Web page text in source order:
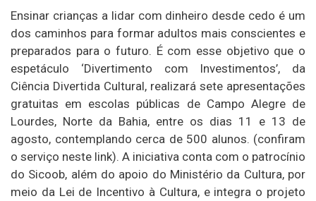
Ensinar crianças a lidar com dinheiro desde cedo é um
dos caminhos para formar adultos mais conscientes e
preparados para o futuro. É com esse objetivo que o
espetáculo ‘Divertimento com Investimentos’, da
Ciência Divertida Cultural, realizará sete apresentações
gratuitas em escolas públicas de Campo Alegre de
Lourdes, Norte da Bahia, entre os dias 11 e 13 de
agosto, contemplando cerca de 500 alunos. (confiram
o serviço neste link). A iniciativa conta com o patrocínio
do Sicoob, além do apoio do Ministério da Cultura, por
meio da Lei de Incentivo à Cultura, e integra o projeto